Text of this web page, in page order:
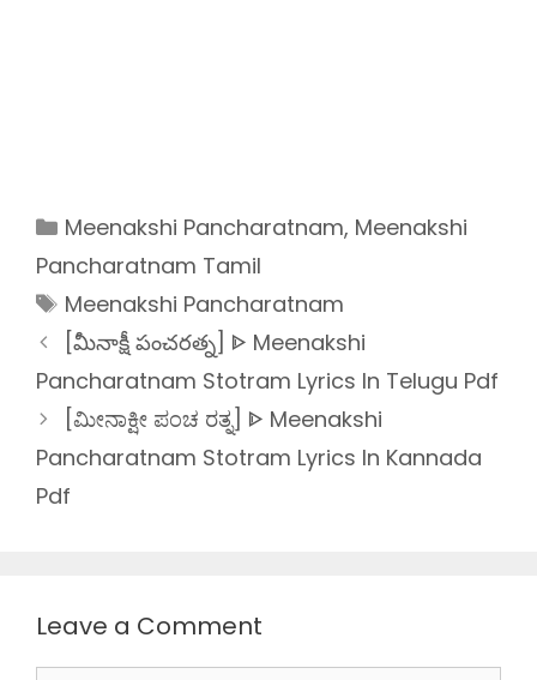
Categories
Meenakshi Pancharatnam, Meenakshi
Pancharatnam Tamil
Tags
Meenakshi Pancharatnam
[మీనాక్షీ పంచరత్న] ᐈ Meenakshi
Pancharatnam Stotram Lyrics In Telugu Pdf
[ಮೀನಾಕ್ಷೀ ಪಂಚ ರತ್ನ] ᐈ Meenakshi
Pancharatnam Stotram Lyrics In Kannada
Pdf
Leave a Comment